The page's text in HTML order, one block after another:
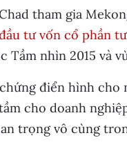
tham gia
tư vốn cổ phần
nhìn 2015 và
điển hình
cho doanh
trọng vô cùng